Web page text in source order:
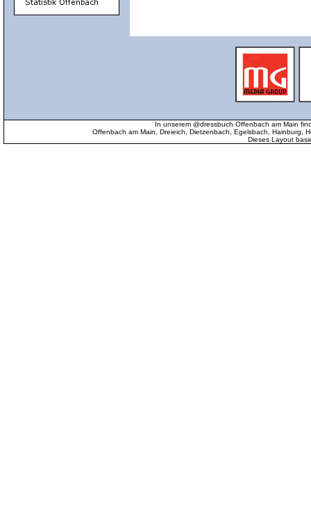
In unserem @dressbuch Offenbach am Main
Offenbach am Main, Dreieich, Dietzenbach, Egelsbach, Hainburg,
Dieses Layout